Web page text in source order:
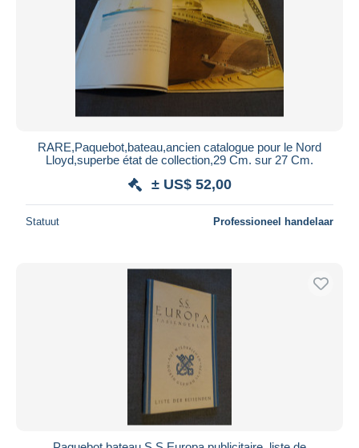
RARE,Paquebot,bateau,ancien catalogue pour le Nord
Lloyd,superbe état de collection,29 Cm. sur 27 Cm.
± US$ 52,00
Statuut Professioneel handelaar